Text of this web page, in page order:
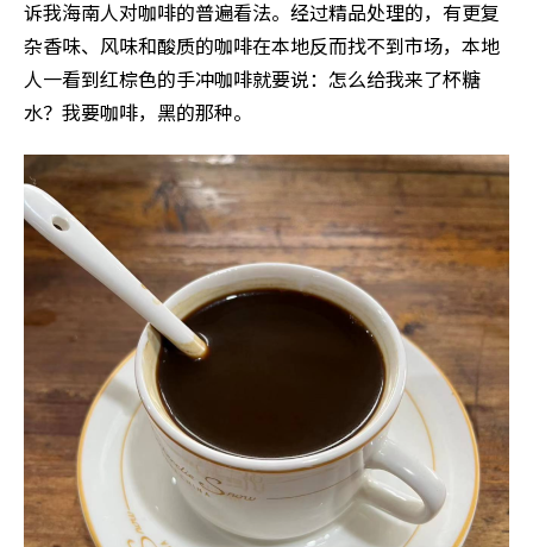
诉我海南人对咖啡的普遍看法。经过精品处理的，有更复
杂香味、风味和酸质的咖啡在本地反而找不到市场，本地
人一看到红棕色的手冲咖啡就要说：怎么给我来了杯糖
水？我要咖啡，黑的那种。